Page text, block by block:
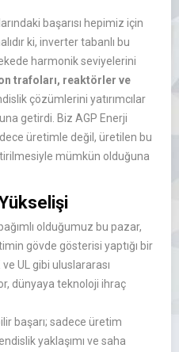
başarısı hepimiz için
ki, inverter tabanlı bu
harmonik seviyelerini
trafoları, reaktörler ve
çözümlerini yatırımcılar
getirdi. Biz AGP Enerji
üretimle değil, üretilen bu
mümkün olduğuna
olduğumuz bu pazar,
gövde gösterisi yaptığı bir
UL gibi uluslararası
dünyaya teknoloji ihraç
başarı; sadece üretim
yaklaşımı ve saha